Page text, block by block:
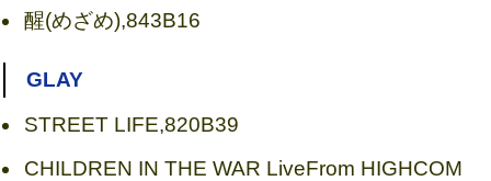
醒(めざめ),843B16
GLAY
STREET LIFE,820B39
CHILDREN IN THE WAR LiveFrom HIGHCOM